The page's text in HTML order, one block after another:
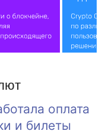
оплата
и билеты